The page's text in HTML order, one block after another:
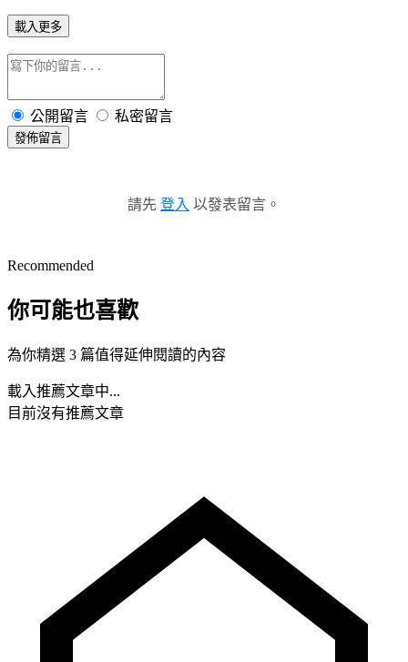
載入更多
公開留言 私密留言
發佈留言
請先 登入 以發表留言。
Recommended
你可能也喜歡
為你精選 3 篇值得延伸閱讀的內容
載入推薦文章中...
目前沒有推薦文章